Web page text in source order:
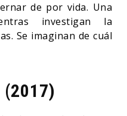
de por vida. Una
investigan la
Se imaginan de cuál